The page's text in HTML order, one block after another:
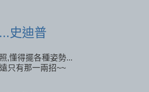
史迪普
,懂得擺各種姿勢...
只有那一兩招~~